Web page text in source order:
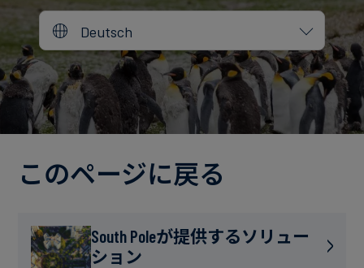
所
地
誠
実
へ
り
エ
ル
ギ
ー・
電
ガ
ス
食
後
イ
ベ
ン
ト
ブ
ロ
Deutsch
このページに戻る
South Poleが提供するソリュー
ション